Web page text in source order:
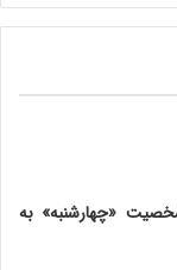
«چهارشنبه» به